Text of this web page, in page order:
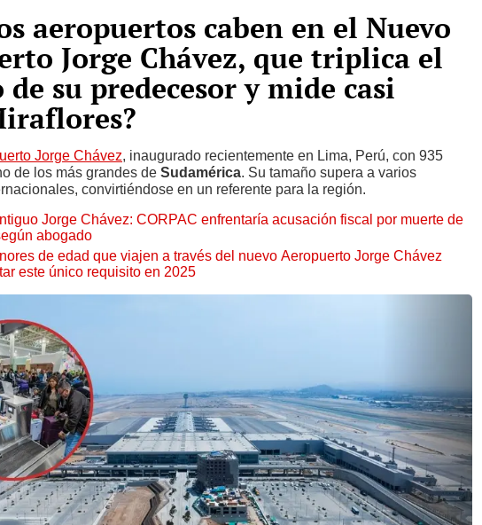
aeropuertos caben en el Nuevo
Jorge Chávez, que triplica el
su predecesor y mide casi
Jorge Chávez, inaugurado recientemente en Lima, Perú, con 935
de los más grandes de Sudamérica. Su tamaño supera a varios
convirtiéndose en un referente para la región.
Jorge Chávez: CORPAC enfrentaría acusación fiscal por muerte de
abogado
de edad que viajen a través del nuevo Aeropuerto Jorge Chávez
este único requisito en 2025